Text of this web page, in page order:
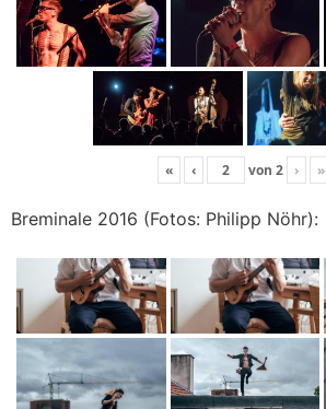
« ‹ von 2 › »
Breminale 2016 (Fotos: Philipp Nöhr):